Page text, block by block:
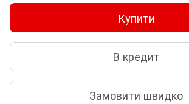
Купити
В кредит
Замовити швидко